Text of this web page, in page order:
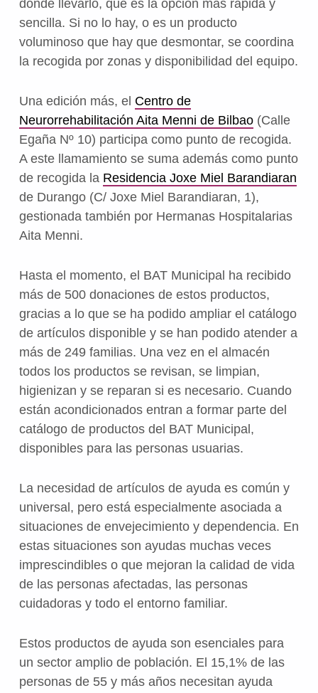
donde llevarlo, que es la opción más rápida y
sencilla. Si no lo hay, o es un producto
voluminoso que hay que desmontar, se coordina
la recogida por zonas y disponibilidad del equipo.
Una edición más, el Centro de
Neurorrehabilitación Aita Menni de Bilbao(Calle
Egaña Nº 10) participa como punto de recogida.
A este llamamiento se suma además como punto
de recogida la Residencia Joxe Miel Barandiaran
de Durango (C/ Joxe Miel Barandiaran, 1),
gestionada también por Hermanas Hospitalarias
Aita Menni.
Hasta el momento, el BAT Municipal ha recibido
más de 500 donaciones de estos productos,
gracias a lo que se ha podido ampliar el catálogo
de artículos disponible y se han podido atender a
más de 249 familias. Una vez en el almacén
todos los productos se revisan, se limpian,
higienizan y se reparan si es necesario. Cuando
están acondicionados entran a formar parte del
catálogo de productos del BAT Municipal,
disponibles para las personas usuarias.
La necesidad de artículos de ayuda es común y
universal, pero está especialmente asociada a
situaciones de envejecimiento y dependencia. En
estas situaciones son ayudas muchas veces
imprescindibles o que mejoran la calidad de vida
de las personas afectadas, las personas
cuidadoras y todo el entorno familiar.
Estos productos de ayuda son esenciales para
un sector amplio de población. El 15,1% de las
personas de 55 y más años necesitan ayuda